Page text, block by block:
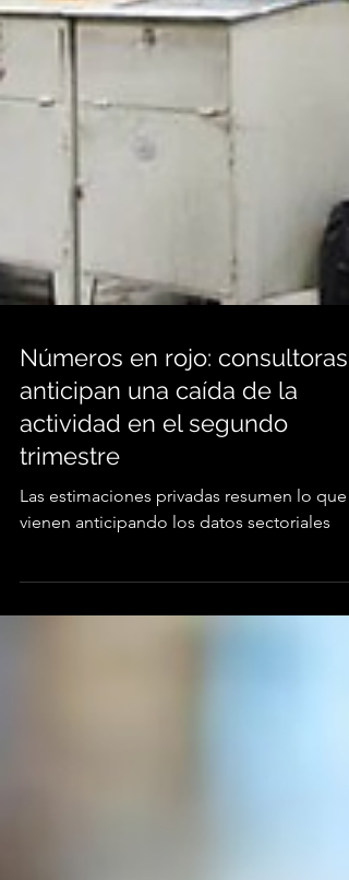
Números en rojo: consultoras
anticipan una caída de la
trimestre
vienen anticipando los datos sectoriales